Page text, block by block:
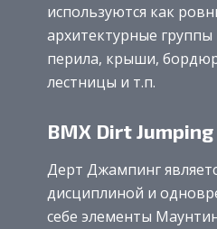
используются как
архитектурные
перила, крыши,
лестницы и т.п.
BMX Dirt Jumping
Дерт Джампинг
дисциплиной и
себе элементы